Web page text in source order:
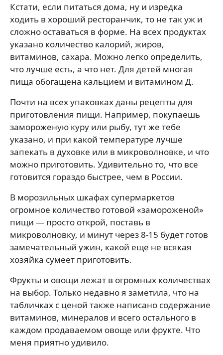
Кстати, если питаться дома, ну и изредка
ходить в хороший ресторанчик, то не так уж и
сложно оставаться в форме. На всех продуктах
указано количество калорий, жиров,
витаминов, сахара. Можно легко определить,
что лучше есть, а что нет. Для детей многая
пища обогащена кальцием и витамином Д.
Почти на всех упаковках даны рецепты для
приготовления пищи. Например, покупаешь
замороженую куру или рыбу, тут же тебе
указано, и при какой температуре лучше
запекать в духовке или в микроволновке, и что
можно приготовить. Удивительно то, что все
готовится гораздо быстрее, чем в России.
В морозильных шкафах супермаркетов
огромное количество готовой «замороженой»
пищи — просто открой, поставь в
микроволновку, и минут через 8-15 будет готов
замечательный ужин, какой еще не всякая
хозяйка сумеет приготовить.
Фрукты и овощи лежат в огромных количествах
на выбор. Только недавно я заметила, что на
табличках с ценой также написано содержание
витаминов, минералов и всего остального в
каждом продаваемом овоще или фрукте. Что
меня приятно удивило.